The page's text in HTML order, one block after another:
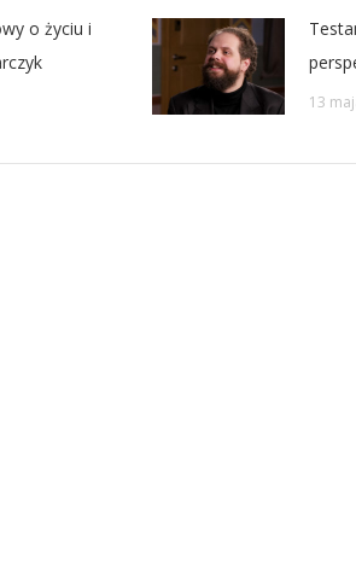
o życiu i
13